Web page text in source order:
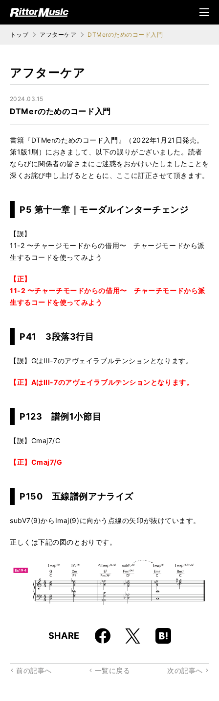
ジック (Rittor Musi
メニ
ュ
トップ アフターケア DTMerのためのコード入門
アフターケア
2024.03.15
DTMerのためのコード入門
書籍『DTMerのためのコード入門』（2022年1月21日発売。
第1版1刷）におきまして、以下の誤りがございました。読者
ならびに関係者の皆さまにご迷惑をおかけいたしましたことを
深くお詫び申し上げるとともに、ここに訂正させて頂きます。
P5 第十一章｜モーダルインターチェンジ
【誤】
11-2 〜チャージモードからの借用〜 チャージモードから派
生するコードを使ってみよう
【正】
11-2 〜チャーチモードからの借用〜 チャーチモードから派
生するコードを使ってみよう
P41 3段落3行目
【誤】GはIII-7のアヴェイラブルテンションとなります。
【正】AはIII-7のアヴェイラブルテンションとなります。
P123 譜例1小節目
【誤】Cmaj7/C
【正】Cmaj7/G
P150 五線譜例アナライズ
subV7(9)からImaj(9)に向かう点線の矢印が抜けています。
正しくは下記の図のとおりです。
SHARE Faceboo
k
X
Hatena
Boo
rk
前の記事へ 一覧に戻る 次の記事へ